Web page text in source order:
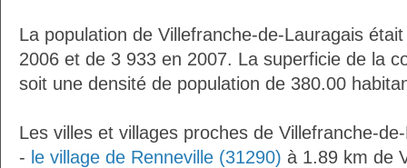
La population de Villefranche-de-Lauragais
2006 et de 3 933 en 2007. La superficie de la
soit une densité de population de 380.00
Les villes et villages proches de Villefranche-
- le village de Renneville (31290) à 1.89 km de